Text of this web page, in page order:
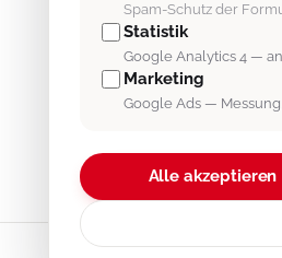
Matching-System
Umfragen
Alle Module →
Spam-Schutz der
Statistik
Google Analytics 4 —
Marketing
Google Ads —
Alle akzeptieren